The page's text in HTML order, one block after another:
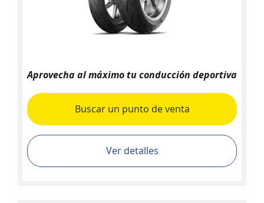
Aprovecha al máximo tu conducción deportiva
Buscar un punto de venta
Ver detalles